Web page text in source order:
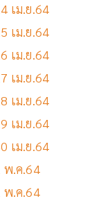
เม.ย.64
เม.ย.64
เม.ย.64
เม.ย.64
เม.ย.64
เม.ย.64
เม.ย.64
พ.ค.64
พ.ค.64